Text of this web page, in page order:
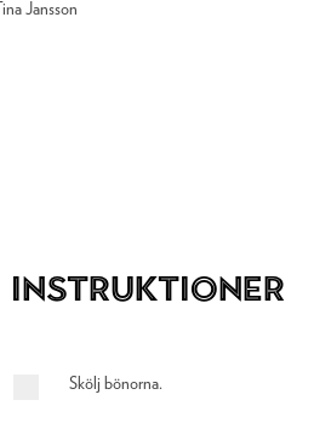
Tina Jansson
Instruktioner
Skölj bönorna.